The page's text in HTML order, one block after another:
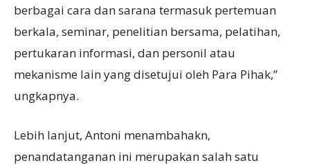
berbagai cara dan sarana termasuk pertemuan
berkala, seminar, penelitian bersama, pelatihan,
pertukaran informasi, dan personil atau
mekanisme lain yang disetujui oleh Para Pihak,”
ungkapnya.
Lebih lanjut, Antoni menambahakn,
penandatanganan ini merupakan salah satu